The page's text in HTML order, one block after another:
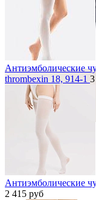
Антиэмболические
thrombexin 18, 914-1
Антиэмболические
2 415 руб